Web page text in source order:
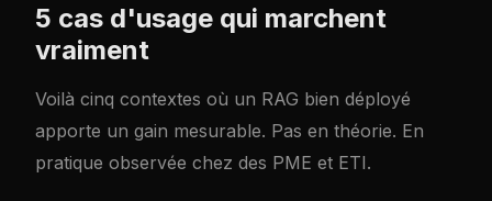
5 cas d'usage qui marchent
vraiment
Voilà cinq contextes où un RAG bien déployé
apporte un gain mesurable. Pas en théorie. En
pratique observée chez des PME et ETI.